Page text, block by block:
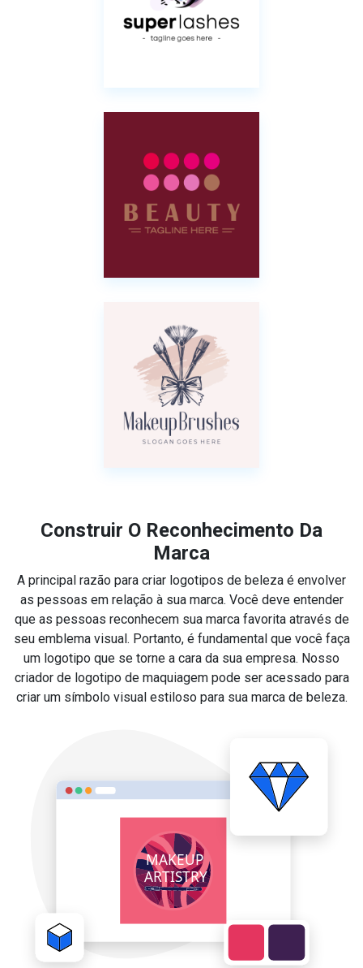
Construir O Reconhecimento Da
Marca
A principal razão para criar logotipos de beleza é envolver
as pessoas em relação à sua marca. Você deve entender
que as pessoas reconhecem sua marca favorita através de
seu emblema visual. Portanto, é fundamental que você faça
um logotipo que se torne a cara da sua empresa. Nosso
criador de logotipo de maquiagem pode ser acessado para
criar um símbolo visual estiloso para sua marca de beleza.